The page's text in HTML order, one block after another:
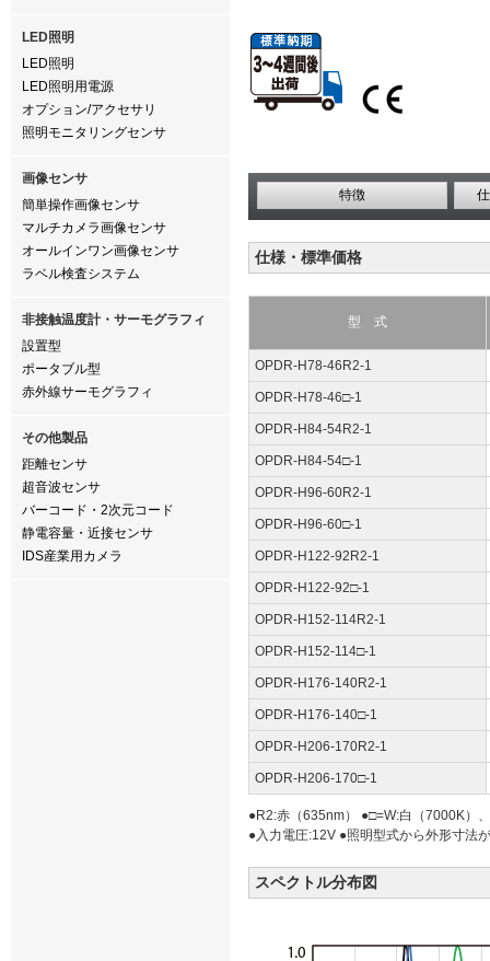
LED照明
LED照明
LED照明用電源
オプション/アクセサリ
照明モニタリングセンサ
画像センサ
簡単操作画像センサ
マルチカメラ画像センサ
オールインワン画像センサ
ラベル検査システム
非接触温度計・サーモグラフィ
設置型
ポータブル型
赤外線サーモグラフィ
その他製品
距離センサ
超音波センサ
バーコード・2次元コード
静電容量・近接センサ
IDS産業用カメラ
特徴
仕様・標準価格
型 式
OPDR-H78-46R2-1
OPDR-H78-46□-1
OPDR-H84-54R2-1
OPDR-H84-54□-1
OPDR-H96-60R2-1
OPDR-H96-60□-1
OPDR-H122-92R2-1
OPDR-H122-92□-1
OPDR-H152-114R2-1
OPDR-H152-114□-1
OPDR-H176-140R2-1
OPDR-H176-140□-1
OPDR-H206-170R2-1
OPDR-H206-170□-1
●R2:赤（635nm） ●□=W:白（7000K）
●入力電圧:12V ●照明型式から外形寸法
スペクトル分布図